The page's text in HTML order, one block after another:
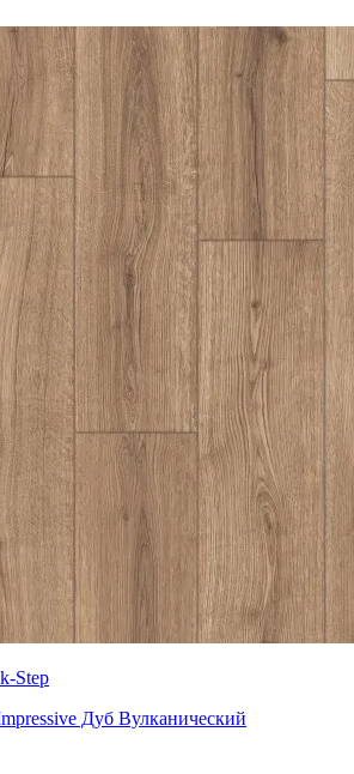
Step
Дуб Вулканический